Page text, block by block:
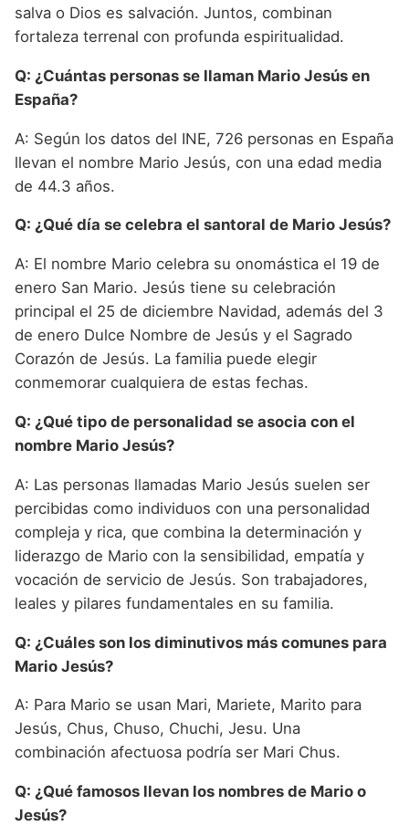
salva o Dios es salvación. Juntos, combinan
fortaleza terrenal con profunda espiritualidad.
Q: ¿Cuántas personas se llaman Mario Jesús en
España?
A: Según los datos del INE, 726 personas en España
llevan el nombre Mario Jesús, con una edad media
de 44.3 años.
Q: ¿Qué día se celebra el santoral de Mario Jesús?
A: El nombre Mario celebra su onomástica el 19 de
enero San Mario. Jesús tiene su celebración
principal el 25 de diciembre Navidad, además del 3
de enero Dulce Nombre de Jesús y el Sagrado
Corazón de Jesús. La familia puede elegir
conmemorar cualquiera de estas fechas.
Q: ¿Qué tipo de personalidad se asocia con el
nombre Mario Jesús?
A: Las personas llamadas Mario Jesús suelen ser
percibidas como individuos con una personalidad
compleja y rica, que combina la determinación y
liderazgo de Mario con la sensibilidad, empatía y
vocación de servicio de Jesús. Son trabajadores,
leales y pilares fundamentales en su familia.
Q: ¿Cuáles son los diminutivos más comunes para
Mario Jesús?
A: Para Mario se usan Mari, Mariete, Marito para
Jesús, Chus, Chuso, Chuchi, Jesu. Una
combinación afectuosa podría ser Mari Chus.
Q: ¿Qué famosos llevan los nombres de Mario o
Jesús?